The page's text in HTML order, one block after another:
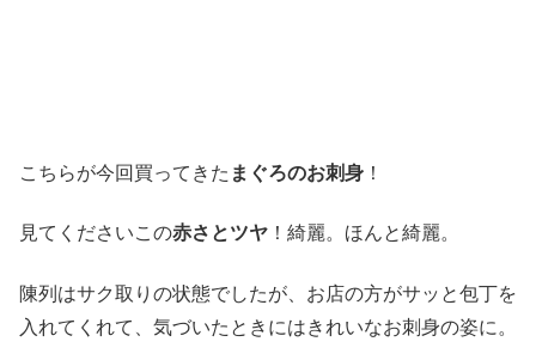
こちらが今回買ってきた まぐろのお刺身 ！
見てくださいこの赤さとツヤ ！綺麗。ほんと綺麗。
陳列はサク取りの状態でしたが、お店の方がサッと包丁を
入れてくれて、気づいたときにはきれいなお刺身の姿に。